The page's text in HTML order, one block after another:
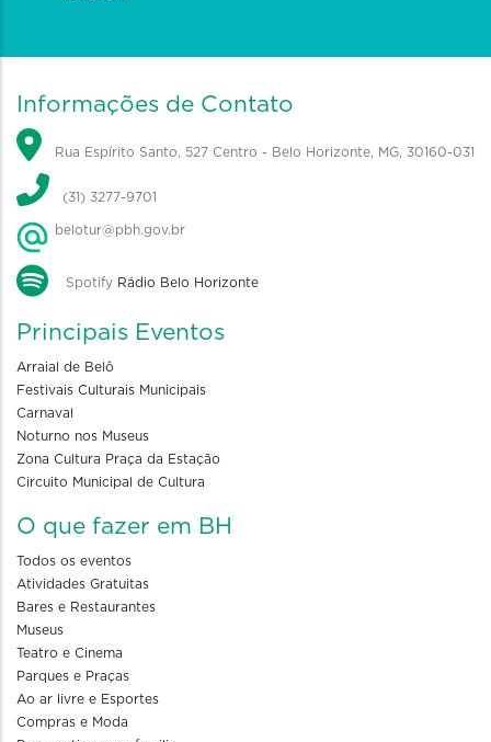
Informações de Contato
Rua Espírito Santo, 527 Centro - Belo Horizonte, MG, 30160-031
(31) 3277-9701
belotur@pbh.gov.br
Spotify Rádio Belo Horizonte
Principais Eventos
Arraial de Belô
Festivais Culturais Municipais
Carnaval
Noturno nos Museus
Zona Cultura Praça da Estação
Circuito Municipal de Cultura
O que fazer em BH
Todos os eventos
Atividades Gratuitas
Bares e Restaurantes
Museus
Teatro e Cinema
Parques e Praças
Ao ar livre e Esportes
Compras e Moda